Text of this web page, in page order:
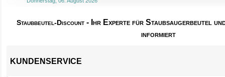
Staubbeutel-Discount - Ihr Experte für Staubsaugerbeutel
informiert
KUNDENSERVICE